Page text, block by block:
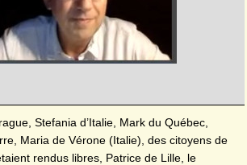
Stefania d’Italie, Mark du Québec,
Maria de Vérone (Italie), des citoyens de
rendus libres, Patrice de Lille, le